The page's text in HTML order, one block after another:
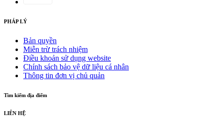
PHÁP LÝ
Bản quyền
Miễn trừ trách nhiệm
Điều khoản sử dụng website
Chính sách bảo vệ dữ liệu cá nhân
Thông tin đơn vị chủ quản
Tìm kiếm địa điểm
LIÊN HỆ